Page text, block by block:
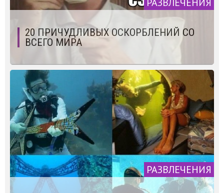
РАЗВЛЕЧЕНИЯ
20 ПРИЧУДЛИВЫХ ОСКОРБЛЕНИЙ СО
ВСЕГО МИРА
РАЗВЛЕЧЕНИЯ